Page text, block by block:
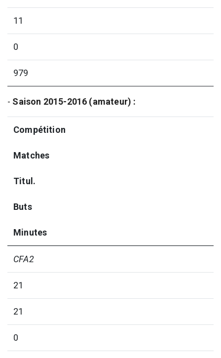
11
0
979
- Saison 2015-2016 (amateur) :
Compétition
Matches
Titul.
Buts
Minutes
CFA2
21
21
0